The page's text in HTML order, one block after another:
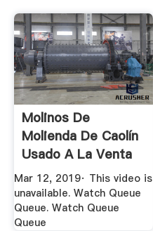
Molinos De
Molienda De Caolín
Usado A La Venta
YouTube
Mar 12, 2019· This video is
unavailable. Watch Queue
Queue. Watch Queue
Queue